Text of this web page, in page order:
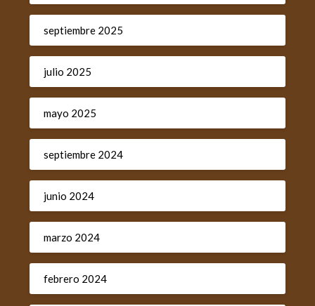
septiembre 2025
julio 2025
mayo 2025
septiembre 2024
junio 2024
marzo 2024
febrero 2024